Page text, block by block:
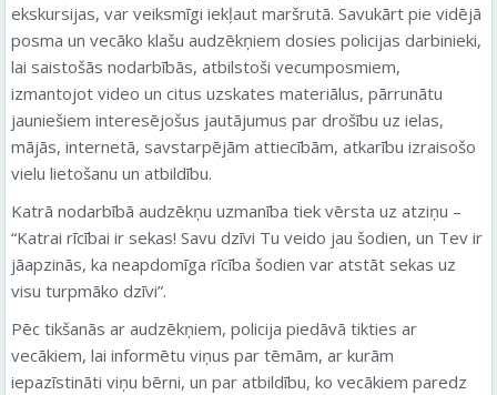
ekskursijas, var veiksmīgi iekļaut maršrutā. Savukārt pie vidējā
posma un vecāko klašu audzēkņiem dosies policijas darbinieki,
lai saistošās nodarbībās, atbilstoši vecumposmiem,
izmantojot video un citus uzskates materiālus, pārrunātu
jauniešiem interesējošus jautājumus par drošību uz ielas,
mājās, internetā, savstarpējām attiecībām, atkarību izraisošo
vielu lietošanu un atbildību.
Katrā nodarbībā audzēkņu uzmanība tiek vērsta uz atziņu –
“Katrai rīcībai ir sekas! Savu dzīvi Tu veido jau šodien, un Tev ir
jāapzinās, ka neapdomīga rīcība šodien var atstāt sekas uz
visu turpmāko dzīvi”.
Pēc tikšanās ar audzēkņiem, policija piedāvā tikties ar
vecākiem, lai informētu viņus par tēmām, ar kurām
iepazīstināti viņu bērni, un par atbildību, ko vecākiem paredz